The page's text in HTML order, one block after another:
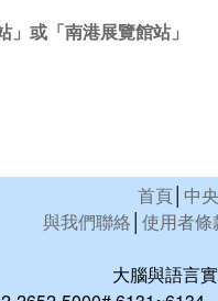
或「南港展覽館站」
首頁 中
與我們聯絡 使用者
大腦與語言